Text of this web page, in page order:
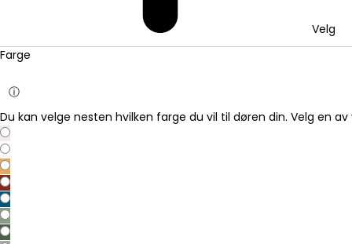
Velg
Farge
ⓘ
Du kan velge nesten hvilken farge du vil til døren din. Velg en